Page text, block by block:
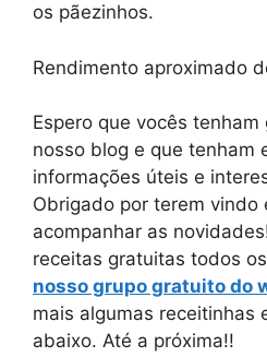
os pãezinhos.
Rendimento aproximado
Espero que vocês
nosso blog e que tenham
informações úteis e
Obrigado por terem vindo
acompanhar as
receitas gratuitas todos
nosso grupo gratuito do
mais algumas receitinhas
abaixo. Até a próxima!!